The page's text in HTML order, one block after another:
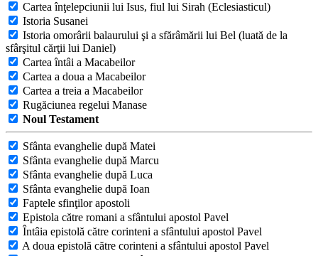
Cartea înţelepciunii lui Isus, fiul lui Sirah (Eclesiasticul)
Istoria Susanei
Istoria omorârii balaurului şi a sfărâmării lui Bel (luată de la
sfârşitul cărţii lui Daniel)
Cartea întâi a Macabeilor
Cartea a doua a Macabeilor
Cartea a treia a Macabeilor
Rugăciunea regelui Manase
Noul Testament
Sfânta evanghelie după Matei
Sfânta evanghelie după Marcu
Sfânta evanghelie după Luca
Sfânta evanghelie după Ioan
Faptele sfinţilor apostoli
Epistola către romani a sfântului apostol Pavel
Întâia epistolă către corinteni a sfântului apostol Pavel
A doua epistolă către corinteni a sfântului apostol Pavel